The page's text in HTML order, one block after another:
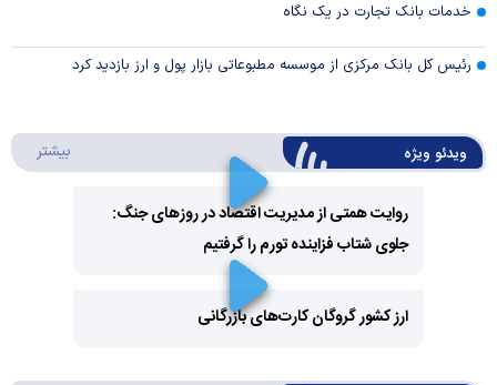
خدمات بانک تجارت در یک نگاه
رئیس کل بانک مرکزی از موسسه مطبوعاتی بازار پول و ارز بازدید کرد
ویدئو ویژه بیشتر
Play
Video
روایت همتی از مدیریت اقتصاد در روزهای جنگ:
جلوی شتاب فزاینده تورم را گرفتیم
ارز کشور گروگان کارت‌های بازرگانی